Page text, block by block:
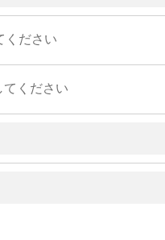
ください
てください